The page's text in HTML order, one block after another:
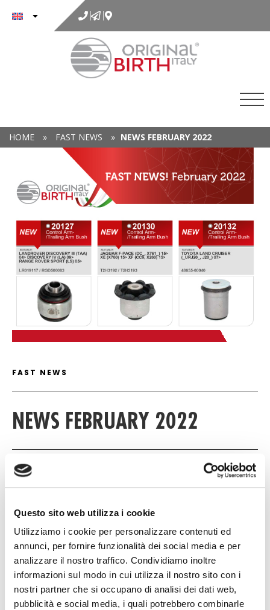
Questo sito web utilizza i cookie
Utilizziamo i cookie per personalizzare contenuti ed
annunci, per fornire funzionalità dei social media e per
analizzare il nostro traffico. Condividiamo inoltre
informazioni sul modo in cui utilizza il nostro sito con i
nostri partner che si occupano di analisi dei dati web,
pubblicità e social media, i quali potrebbero combinarle
content
HOME » FAST NEWS » NEWS FEBRUARY 2022
FAST NEWS DETAIL
FAST NEWS
NEWS FEBRUARY 2022
15 FEBRUARY 2022
NULL
Download